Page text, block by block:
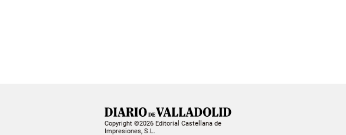
Copyright ©2026 Editorial Castellana de
Impresiones, S.L.